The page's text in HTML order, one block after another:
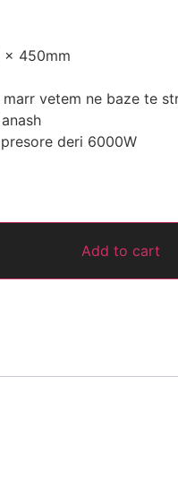
x 450mm
marr vetem ne baze te
deri 6000W
Add to cart